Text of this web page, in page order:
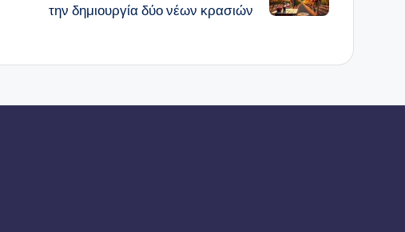
την δημιουργία δύο νέων κρασιών